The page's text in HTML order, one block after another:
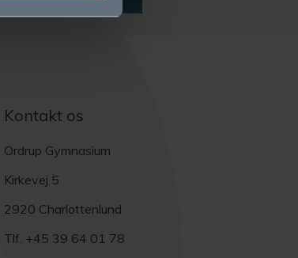
Kontakt os
Ordrup Gymnasium
Kirkevej 5
2920 Charlottenlund
Tlf. +45 39 64 01 78